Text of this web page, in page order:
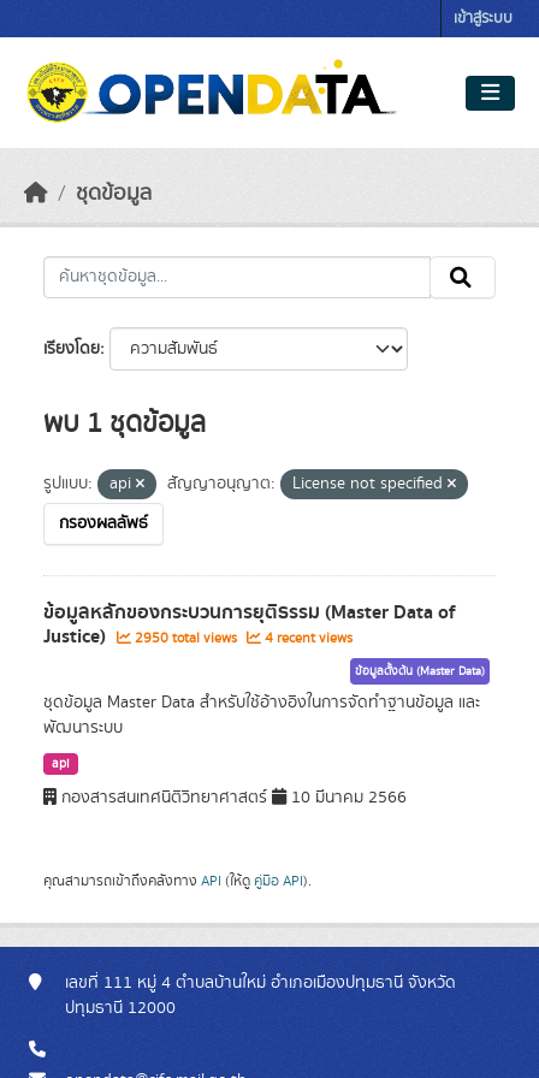
เข้าสู่ระบบ
ชุดข้อมูล
เรียงโดย
พบ 1 ชุดข้อมูล
รูปแบบ: api สัญญาอนุญาต:
License not specified
กรองผลลัพธ์
ข้อมูลหลักของกระบวนการยุติธรรม (Master Data of
Justice) 2950 total views 4 recent views
ข้อมูลตั้งต้น (Master Data)
ชุดข้อมูล Master Data สำหรับใช้อ้างอิงในการจัดทำฐานข้อมูล และ
พัฒนาระบบ
api
กองสารสนเทศนิติวิทยาศาสตร์ 10 มีนาคม 2566
คุณสามารถเข้าถึงคลังทาง API (ให้ดู คู่มือ API).
เลขที่ 111 หมู่ 4 ตำบลบ้านใหม่ อำเภอเมืองปทุมธานี จังหวัด
ปทุมธานี 12000